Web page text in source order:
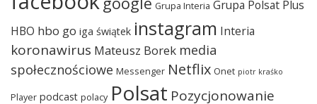
Grupa Interia Grupa Polsat Plus
HBO hbo go iga świątek instagram Interia
koronawirus Mateusz Borek media
społecznościowe Messenger Netflix Onet piotr kraśko
Player podcast polacy Polsat Pozycjonowanie